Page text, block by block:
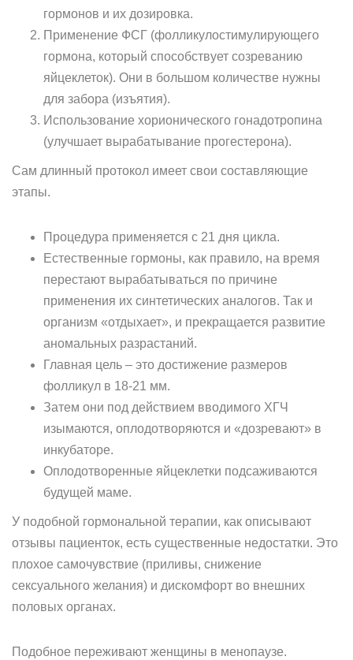
гормонов и их дозировка.
Применение ФСГ (фолликулостимулирующего
гормона, который способствует созреванию
яйцеклеток). Они в большом количестве нужны
для забора (изъятия).
Использование хорионического гонадотропина
(улучшает вырабатывание прогестерона).
Сам длинный протокол имеет свои составляющие
этапы.
Процедура применяется с 21 дня цикла.
Естественные гормоны, как правило, на время
перестают вырабатываться по причине
применения их синтетических аналогов. Так и
организм «отдыхает», и прекращается развитие
аномальных разрастаний.
Главная цель – это достижение размеров
фолликул в 18-21 мм.
Затем они под действием вводимого ХГЧ
изымаются, оплодотворяются и «дозревают» в
инкубаторе.
Оплодотворенные яйцеклетки подсаживаются
будущей маме.
У подобной гормональной терапии, как описывают
отзывы пациенток, есть существенные недостатки. Это
плохое самочувствие (приливы, снижение
сексуального желания) и дискомфорт во внешних
половых органах.
Подобное переживают женщины в менопаузе.